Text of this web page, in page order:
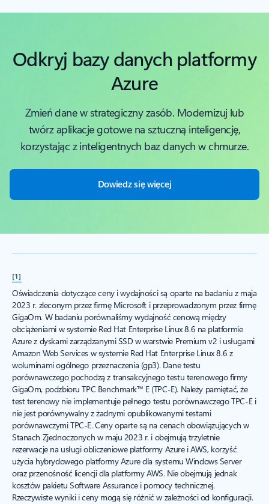
Odkryj bazy danych platformy
Azure
Zmień dane w strategiczny zasób. Modernizuj lub
twórz aplikacje gotowe na sztuczną inteligencję,
korzystając z inteligentnych baz danych w chmurze.
Dowiedz się więcej
[1]
Oświadczenia dotyczące ceny i wydajności są oparte na badaniu z maja
2023 r. zleconym przez firmę Microsoft i przeprowadzonym przez firmę
GigaOm. W badaniu porównaliśmy wydajność cenową między
obciążeniami w systemie Red Hat Enterprise Linux 8.6 na platformie
Azure z dyskami zarządzanymi SSD w warstwie Premium v2 i usługami
Amazon Web Services w systemie Red Hat Enterprise Linux 8.6 z
woluminami ogólnego przeznaczenia (gp3). Dane testu
porównawczego pochodzą z transakcyjnego testu terenowego firmy
GigaOm, podzbioru TPC Benchmark™ E (TPC-E). Należy pamiętać, że
test terenowy nie implementuje pełnego testu porównawczego TPC-E i
nie jest porównywalny z żadnymi opublikowanymi testami
porównawczymi TPC-E. Ceny oparte są na cenach obowiązujących w
Stanach Zjednoczonych w maju 2023 r. i obejmują trzyletnie
rezerwacje na usługi obliczeniowe platformy Azure i AWS, korzyść
użycia hybrydowego platformy Azure dla systemu Windows Server
oraz przenośność licencji dla platformy AWS. Nie obejmują jednak
kosztów pakietu Software Assurance i pomocy technicznej.
Rzeczywiste wyniki i ceny mogą się różnić w zależności od konfiguracji.